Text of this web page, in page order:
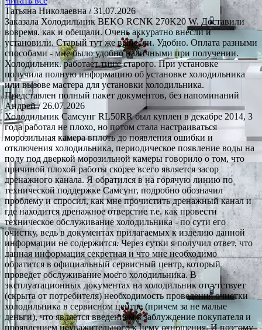
Татьяна Николаевна/ 31.07.2026
Заказала Холодильник BEKO RCNK 270K20 W. Доставили
вовремя. как и обещали. Очень аккуратно внесли и
установили. Старый тут же вынесли. Удобно. Оплата разными
способами - мне было удобно наличными при получении.
Холодильник. работает тише старого. При установке
получила полную информацию об установке холодильника
или вызове мастера для установки холодильника.
Представлен полный пакет документов, без напоминаний
Андрей/ 26.07.2026
Холодильник Самсунг RL50RR был куплен в декабре 2014, 3
года работал не плохо, но потом стала настраиваться
морозильная камера вплоть до появления ошибки и
отключения холодильника, периодическое появление воды на
полу под дверкой морозильной камеры говорило о том, что
причиной плохой работы скорее всего является засор
дренажного канала. Я обратился в на горячую линию по
технической поддержке Самсунг, подробно обозначил
проблему и спросил, как мне прочистить дренажный канал и
где находится дренажное отверстие т.е. как провести
техническое обслуживание холодильника - по сути его
очистку, ведь в документах прилагаемых к изделию данной
информации не содержится. Через сутки я получил ответ, что
данная информация секретная и что мне необходимо
обратится в официальный сервисный центр, который
проведет обслуживание моего холодильника. В
эксплуатационных документах на холодильник отсутствует
(скрыта от потребителя) необходимость проведения очистки
холодильника в сервисном центре (причем за не малые
деньги), что является введением в заблуждение покупателя и
проявлением неуважительного к нему отношения. И поэтому